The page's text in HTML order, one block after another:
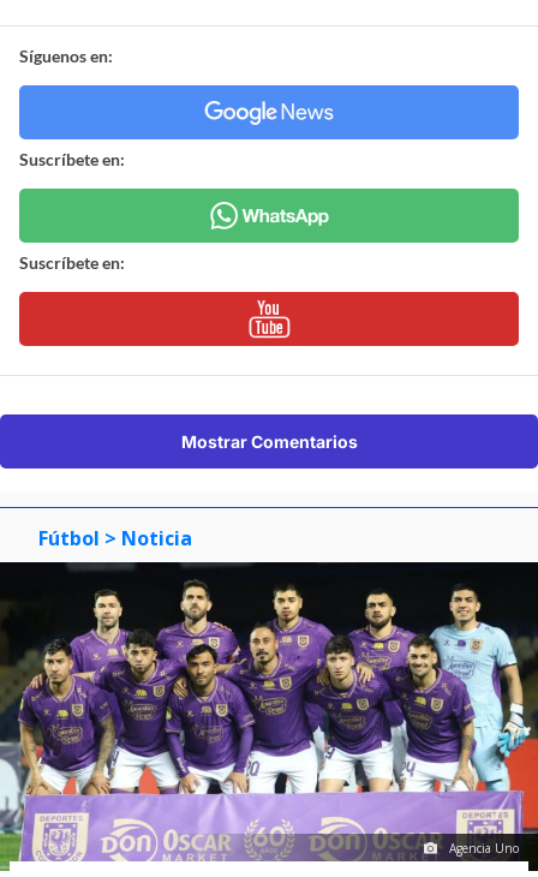
Síguenos en:
Suscríbete en:
Suscríbete en:
Mostrar Comentarios
Fútbol > Noticia
Agencia Uno